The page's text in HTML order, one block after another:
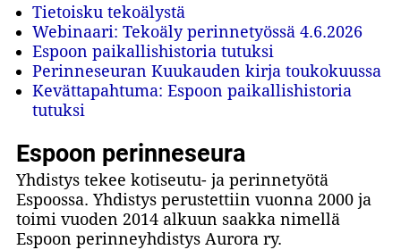
Tietoisku tekoälystä
Webinaari: Tekoäly perinnetyössä 4.6.2026
Espoon paikallishistoria tutuksi
Perinneseuran Kuukauden kirja toukokuussa
Kevättapahtuma: Espoon paikallishistoria
tutuksi
Espoon perinneseura
Yhdistys tekee kotiseutu- ja perinnetyötä
Espoossa. Yhdistys perustettiin vuonna 2000 ja
toimi vuoden 2014 alkuun saakka nimellä
Espoon perinneyhdistys Aurora ry.